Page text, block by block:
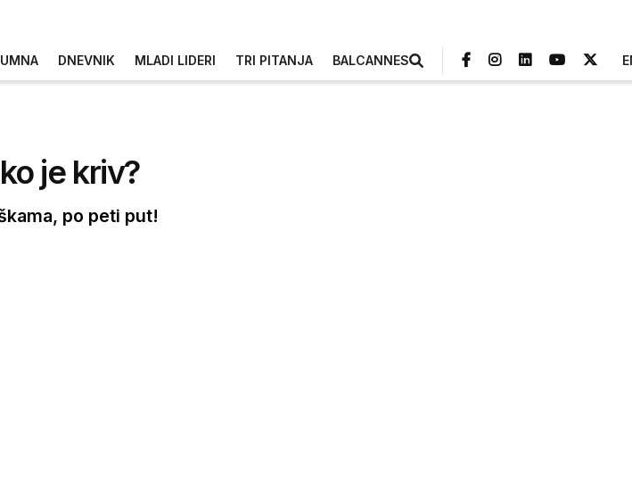
DNEVNIK MLADI LIDERI TRI PITANJA BALCANNES
je kriv?
po peti put!